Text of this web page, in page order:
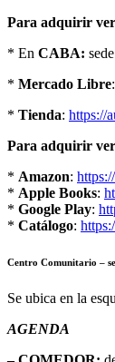
Para adquirir
* En CABA:
* Mercado Libre:
* Tienda: https://
Para adquirir
* Amazon:
* Apple Books:
* Google Play:
* Catálogo:
Centro Comunitario –
Se ubica en la
AGENDA